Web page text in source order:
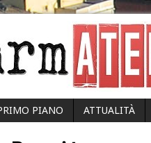
PIANO ATTUALITÀ